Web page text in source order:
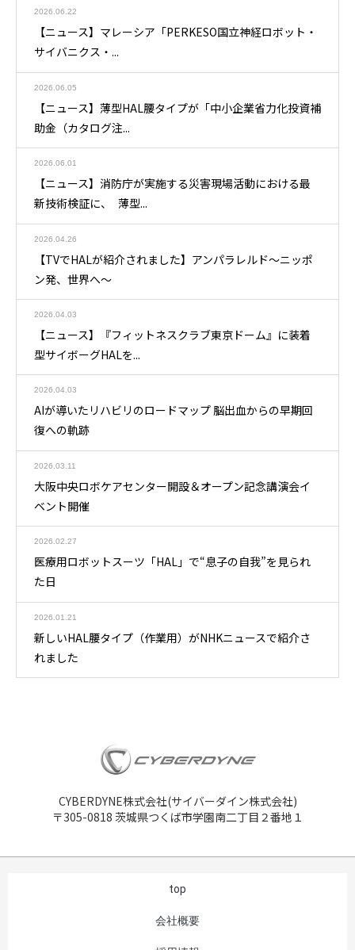
2026.06.22
【ニュース】マレーシア「PERKESO国立神経ロボット・
サイバニクス・...
2026.06.05
【ニュース】薄型HAL腰タイプが「中小企業省力化投資補
助金（カタログ注...
2026.06.01
【ニュース】消防庁が実施する災害現場活動における最
新技術検証に、 薄型...
2026.04.26
【TVでHALが紹介されました】アンパラレルド～ニッポ
ン発、世界へ～
2026.04.03
【ニュース】『フィットネスクラブ東京ドーム』に装着
型サイボーグHALを...
2026.04.03
AIが導いたリハビリのロードマップ 脳出血からの早期回
復への軌跡
2026.03.11
大阪中央ロボケアセンター開設＆オープン記念講演会イ
ベント開催
2026.02.27
医療用ロボットスーツ「HAL」で“息子の自我”を見られ
た日
2026.01.21
新しいHAL腰タイプ（作業用）がNHKニュースで紹介さ
れました
CYBERDYNE株式会社(サイバーダイン株式会社)
〒305-0818 茨城県つくば市学園南二丁目２番地１
top
会社概要